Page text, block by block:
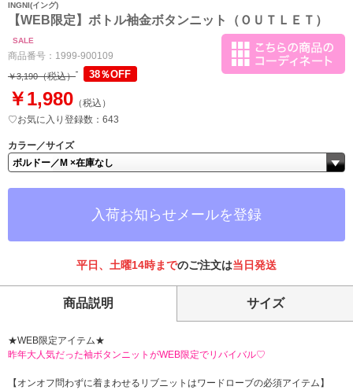
INGNI(イング)
【WEB限定】ボトル袖金ボタンニット（ＯＵＴＬＥＴ）
SALE
商品番号： 1999-900109
￥3,190（税込） 38％OFF
￥1,980 （税込）
♡お気に入り登録数：643
カラー／サイズ
入荷お知らせメールを登録
平日、土曜14時までのご注文は当日発送
商品説明 サイズ
★WEB限定アイテム★
昨年大人気だった袖ボタンニットがWEB限定でリバイバル♡
【オンオフ問わずに着まわせるリブニットはワードローブの必須アイテム】